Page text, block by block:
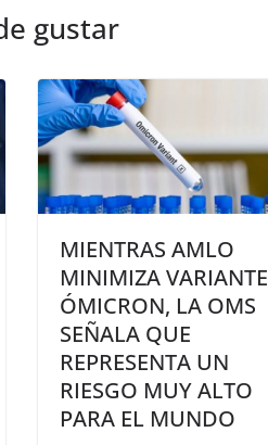
gustar
MIENTRAS AMLO
MINIMIZA VARIANTE
ÓMICRON, LA OMS
SEÑALA QUE
REPRESENTA UN
RIESGO MUY ALTO
PARA EL MUNDO